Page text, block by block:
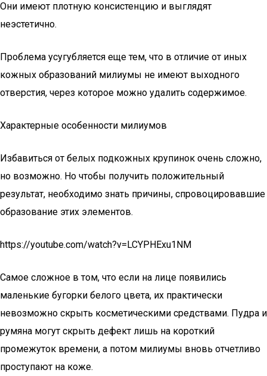
Они имеют плотную консистенцию и выглядят
неэстетично.
Проблема усугубляется еще тем, что в отличие от иных
кожных образований милиумы не имеют выходного
отверстия, через которое можно удалить содержимое.
Характерные особенности милиумов
Избавиться от белых подкожных крупинок очень сложно,
но возможно. Но чтобы получить положительный
результат, необходимо знать причины, спровоцировавшие
образование этих элементов.
https://youtube.com/watch?v=LCYPHExu1NM
Самое сложное в том, что если на лице появились
маленькие бугорки белого цвета, их практически
невозможно скрыть косметическими средствами. Пудра и
румяна могут скрыть дефект лишь на короткий
промежуток времени, а потом милиумы вновь отчетливо
проступают на коже.